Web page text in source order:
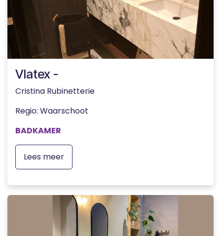
Vlatex -
Cristina Rubinetterie
Regio: Waarschoot
BADKAMER
Lees meer